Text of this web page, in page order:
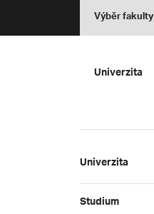
Výběr fakulty
Univerzita
Univerzita
Studium